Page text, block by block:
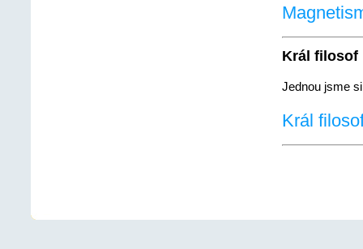
Král filosof
Jednou jsme
Král